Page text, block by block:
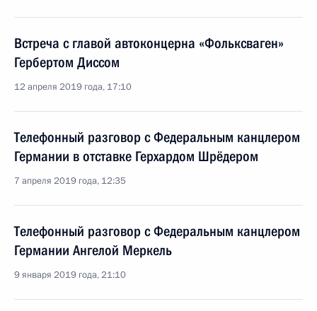
Встреча с главой автоконцерна «Фольксваген»
Гербертом Диссом
12 апреля 2019 года, 17:10
Телефонный разговор с Федеральным канцлером
Германии в отставке Герхардом Шрёдером
7 апреля 2019 года, 12:35
Телефонный разговор с Федеральным канцлером
Германии Ангелой Меркель
9 января 2019 года, 21:10